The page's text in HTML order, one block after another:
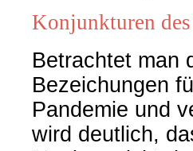
Konjunkturen
Betrachtet man
Bezeichungen
Pandemie und
wird deutlich,